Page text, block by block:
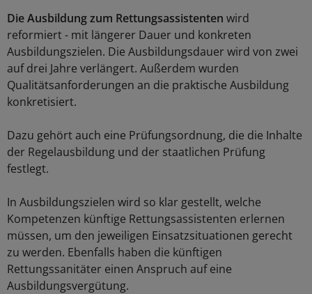
Die Ausbildung zum Rettungsassistenten wird
reformiert - mit längerer Dauer und konkreten
Ausbildungszielen. Die Ausbildungsdauer wird von zwei
auf drei Jahre verlängert. Außerdem wurden
Qualitätsanforderungen an die praktische Ausbildung
konkretisiert.
Dazu gehört auch eine Prüfungsordnung, die die Inhalte
der Regelausbildung und der staatlichen Prüfung
festlegt.
In Ausbildungszielen wird so klar gestellt, welche
Kompetenzen künftige Rettungsassistenten erlernen
müssen, um den jeweiligen Einsatzsituationen gerecht
zu werden. Ebenfalls haben die künftigen
Rettungssanitäter einen Anspruch auf eine
Ausbildungsvergütung.